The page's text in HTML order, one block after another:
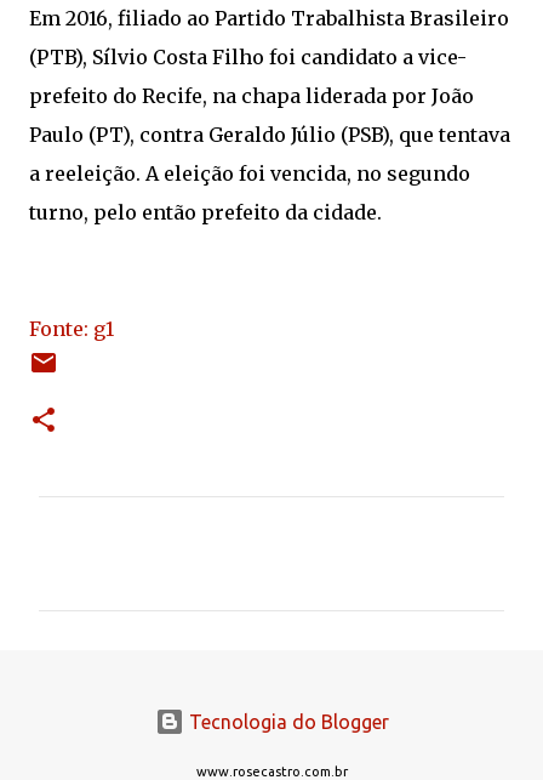
Em 2016, filiado ao Partido Trabalhista Brasileiro
(PTB), Sílvio Costa Filho foi candidato a vice-
prefeito do Recife, na chapa liderada por João
Paulo (PT), contra Geraldo Júlio (PSB), que tentava
a reeleição. A eleição foi vencida, no segundo
turno, pelo então prefeito da cidade.
Fonte: g1
Tecnologia do Blogger
www.rosecastro.com.br